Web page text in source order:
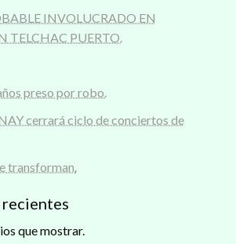
INVOLUCRADO EN
TELCHAC PUERTO.
preso por robo.
cerrará ciclo de conciertos de
transforman.
que mostrar.